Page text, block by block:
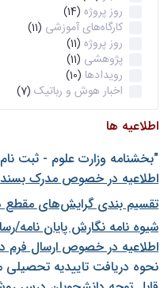
روز پروژه (14)
کارگاه‌های آموزشی (11)
روز پروژه (11)
پژوهشی (11)
رویدادها (10)
اخبار هوش و رباتیک (7)
اطلاعیه ها
"بخشنامه وزارت علوم - ثبت
اطلاعیه در خصوص مدرک
تقسیم بندی گرایش‌های مقطع
شيوه نامه نگارش پايان نامه/
اطلاعیه در خصوص ارسال فرم
نحوه دریافت تاییدیه